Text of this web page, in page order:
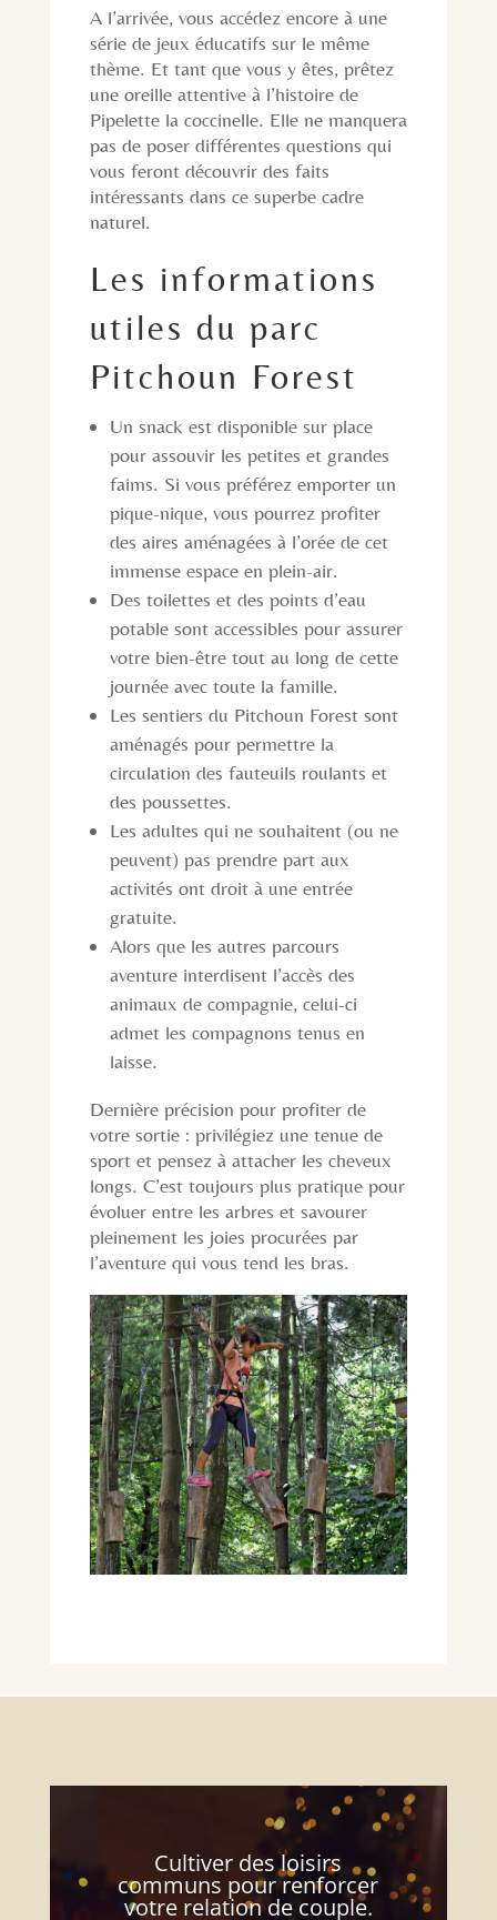
A l’arrivée, vous accédez encore à une
série de jeux éducatifs sur le même
thème. Et tant que vous y êtes, prêtez
une oreille attentive à l’histoire de
Pipelette la coccinelle. Elle ne manquera
pas de poser différentes questions qui
vous feront découvrir des faits
intéressants dans ce superbe cadre
naturel.
Les informations
utiles du parc
Pitchoun Forest
Un snack est disponible sur place
pour assouvir les petites et grandes
faims. Si vous préférez emporter un
pique-nique, vous pourrez profiter
des aires aménagées à l’orée de cet
immense espace en plein-air.
Des toilettes et des points d’eau
potable sont accessibles pour assurer
votre bien-être tout au long de cette
journée avec toute la famille.
Les sentiers du Pitchoun Forest sont
aménagés pour permettre la
circulation des fauteuils roulants et
des poussettes.
Les adultes qui ne souhaitent (ou ne
peuvent) pas prendre part aux
activités ont droit à une entrée
gratuite.
Alors que les autres parcours
aventure interdisent l’accès des
animaux de compagnie, celui-ci
admet les compagnons tenus en
laisse.
Dernière précision pour profiter de
votre sortie : privilégiez une tenue de
sport et pensez à attacher les cheveux
longs. C’est toujours plus pratique pour
évoluer entre les arbres et savourer
pleinement les joies procurées par
l’aventure qui vous tend les bras.
Cultiver des loisirs
communs pour renforcer
votre relation de couple.